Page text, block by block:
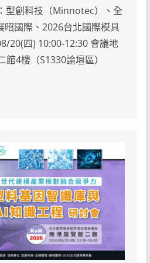
型創科技（Minnotec）、全
昭國際、2026台北國際模具
20(四) 10:00-12:30 會議地
4樓（S1330論壇區）